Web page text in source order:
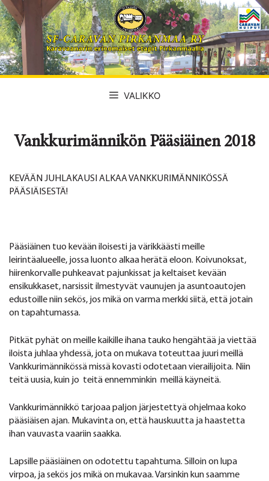
Siirry
sisältöön
VALIKKO
Vankkurimännikön Pääsiäinen 2018
KEVÄÄN JUHLAKAUSI ALKAA VANKKURIMÄNNIKÖSSÄ
PÄÄSIÄISESTÄ!
Pääsiäinen tuo kevään iloisesti ja värikkäästi meille
leirintäalueelle, jossa luonto alkaa herätä eloon. Koivunoksat,
hiirenkorvalle puhkeavat pajunkissat ja keltaiset kevään
ensikukkaset, narsissit ilmestyvät vaunujen ja asuntoautojen
edustoille niin sekös, jos mikä on varma merkki siitä, että jotain
on tapahtumassa.
Pitkät pyhät on meille kaikille ihana tauko hengähtää ja viettää
iloista juhlaa yhdessä, jota on mukava toteuttaa juuri meillä
Vankkurimännikössä missä kovasti odotetaan vierailijoita. Niin
teitä uusia, kuin jo teitä ennemminkin meillä käyneitä.
Vankkurimännikkö tarjoaa paljon järjestettyä ohjelmaa koko
pääsiäisen ajan. Mukavinta on, että hauskuutta ja haastetta
ihan vauvasta vaariin saakka.
Lapsille pääsiäinen on odotettu tapahtuma. Silloin on lupa
virpoa, ja sekös jos mikä on mukavaa. Varsinkin kun saamme